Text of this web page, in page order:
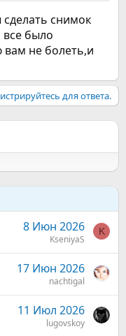
из
снимок
все было
вам не болеть,и
для ответа.
8 Июн 2026
KseniyaS
K
17 Июн 2026
nachtigal
11 Июл 2026
lugovskoy